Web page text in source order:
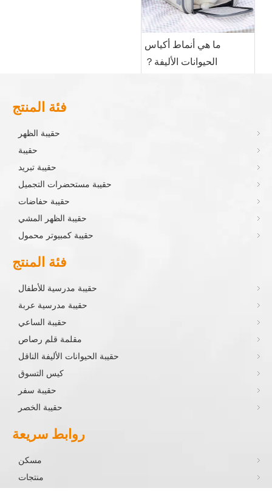
ما هي أنماط أكياس
الحيوانات الأليفة？
فئة المنتج
حقيبة الظهر
حقيبة
حقيبة تبريد
حقيبة مستحضرات التجميل
حقيبة حفاضات
حقيبة الظهر المشي
حقيبة كمبيوتر محمول
فئة المنتج
حقيبة مدرسية للأطفال
حقيبة مدرسية عربة
حقيبة الساعي
مقلمة قلم رصاص
حقيبة الحيوانات الأليفة الناقل
كيس التسوق
حقيبة سفر
حقيبة الخصر
روابط سريعة
مسكن
منتجات